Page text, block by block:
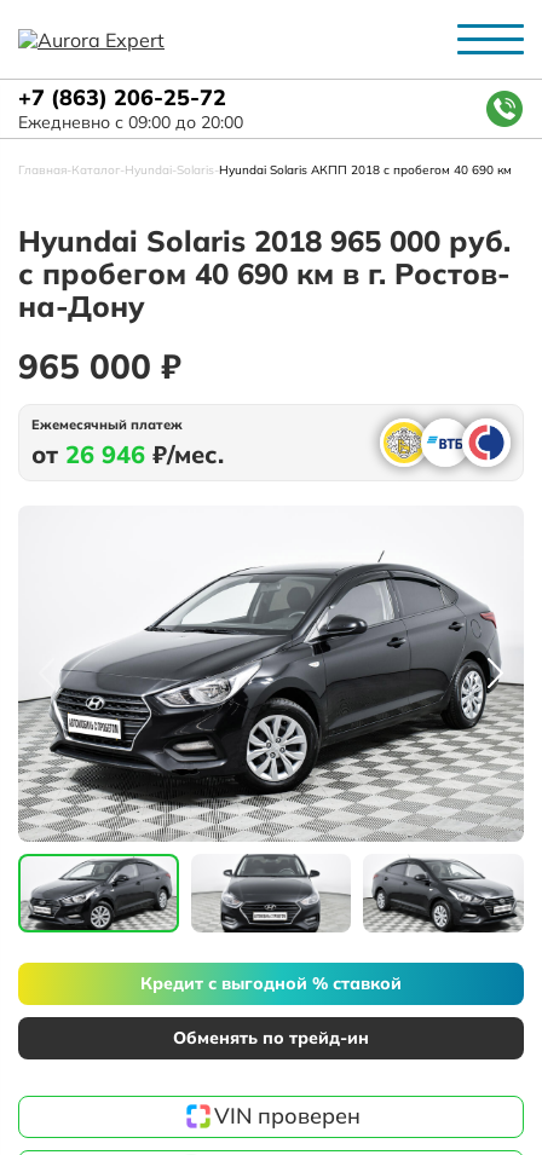
+7 (863) 206-25-72
Ежедневно с 09:00 до 20:00
Главная-Каталог-Hyundai-Solaris-Hyundai Solaris АКПП 2018 с пробегом 40 690 км
Hyundai Solaris 2018 965 000 руб.
с пробегом 40 690 км в г. Ростов-
на-Дону
965 000 ₽
Ежемесячный платеж
от 26 946 ₽/мес.
Кредит с выгодной % ставкой
Обменять по трейд-ин
VIN проверен